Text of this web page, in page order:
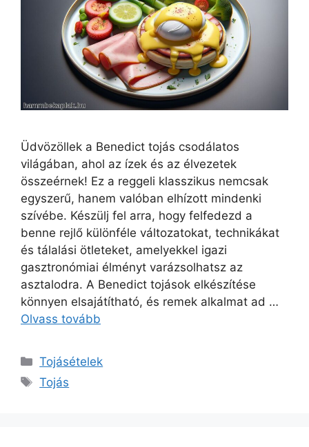
Üdvözöllek a Benedict tojás csodálatos
világában, ahol az ízek és az élvezetek
összeérnek! Ez a reggeli klasszikus nemcsak
egyszerű, hanem valóban elhízott mindenki
szívébe. Készülj fel arra, hogy felfedezd a
benne rejlő különféle változatokat, technikákat
és tálalási ötleteket, amelyekkel igazi
gasztronómiai élményt varázsolhatsz az
asztalodra. A Benedict tojások elkészítése
könnyen elsajátítható, és remek alkalmat ad …
Olvass tovább
Kategória
Tojásételek
Címkék
Tojás